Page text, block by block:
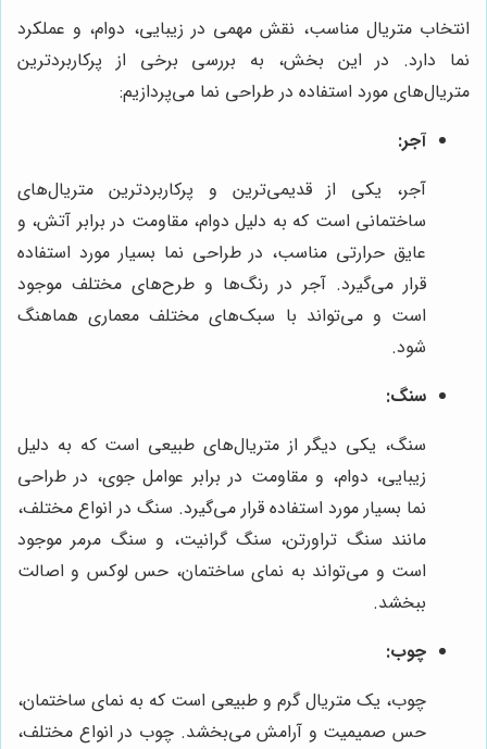
انتخاب متریال مناسب، نقش مهمی در زیبایی، دوام، و عملکرد
نما دارد. در این بخش، به بررسی برخی از پرکاربردترین
متریال‌های مورد استفاده در طراحی نما می‌پردازیم:
آجر:
آجر، یکی از قدیمی‌ترین و پرکاربردترین متریال‌های
ساختمانی است که به دلیل دوام، مقاومت در برابر آتش، و
عایق حرارتی مناسب، در طراحی نما بسیار مورد استفاده
قرار می‌گیرد. آجر در رنگ‌ها و طرح‌های مختلف موجود
است و می‌تواند با سبک‌های مختلف معماری هماهنگ
شود.
سنگ:
سنگ، یکی دیگر از متریال‌های طبیعی است که به دلیل
زیبایی، دوام، و مقاومت در برابر عوامل جوی، در طراحی
نما بسیار مورد استفاده قرار می‌گیرد. سنگ در انواع مختلف،
مانند سنگ تراورتن، سنگ گرانیت، و سنگ مرمر موجود
است و می‌تواند به نمای ساختمان، حس لوکس و اصالت
ببخشد.
چوب:
چوب، یک متریال گرم و طبیعی است که به نمای ساختمان،
حس صمیمیت و آرامش می‌بخشد. چوب در انواع مختلف،